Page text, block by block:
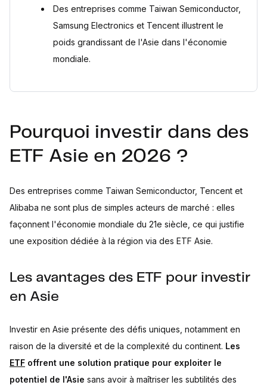
Un ETF Asie physique ou synthétique offre-t-il un meilleur
rendement net ?
Des entreprises comme Taiwan Semiconductor,
Samsung Electronics et Tencent illustrent le
poids grandissant de l'Asie dans l'économie
mondiale.
Pourquoi investir dans des
ETF Asie en 2026 ?
Des entreprises comme Taiwan Semiconductor, Tencent et
Alibaba ne sont plus de simples acteurs de marché : elles
façonnent l'économie mondiale du 21e siècle, ce qui justifie
une exposition dédiée à la région via des ETF Asie.
Les avantages des ETF pour investir
en Asie
Investir en Asie présente des défis uniques, notamment en
raison de la diversité et de la complexité du continent. Les
ETF offrent une solution pratique pour exploiter le
potentiel de l'Asie sans avoir à maîtriser les subtilités des